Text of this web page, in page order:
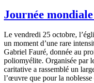
Journée
Le vendredi 25 octobre,
un moment d’une rare
Gabriel Fauré, donnée au
poliomyélite. Organisée par
caritative a rassemblé un
l’œuvre que pour la noblesse